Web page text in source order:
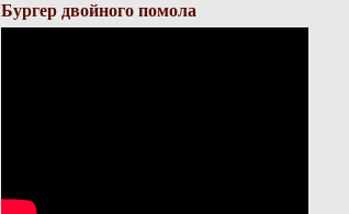
Бургер двойного помола